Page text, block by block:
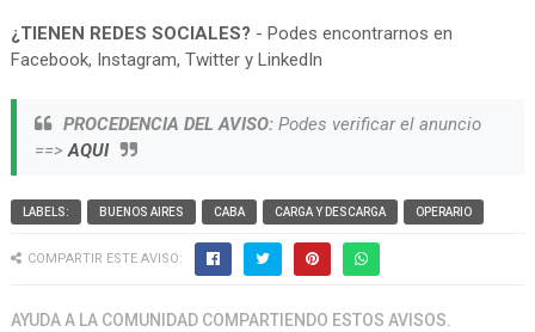
¿TIENEN REDES SOCIALES? - Podes encontrarnos en
Facebook, Instagram, Twitter y LinkedIn
PROCEDENCIA DEL AVISO:Podes verificar el anuncio
==>AQUI
LABELS: BUENOS AIRES CABA CARGA Y DESCARGA OPERARIO
COMPARTIR ESTE AVISO:
AYUDA A LA COMUNIDAD COMPARTIENDO ESTOS AVISOS.